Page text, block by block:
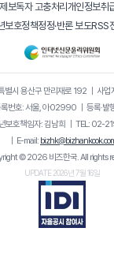
보독자 고충처리 개인정보취
보호정책정정·반론 보도RSS
별시 용산구 만리재로 192｜ 사
록번호: 서울, 아02990
등록·
보호책임자: 김남희 TEL: 02-
E-mail:
© 2026 비즈한국. All rights
UPDATE 2026년 7월 16일